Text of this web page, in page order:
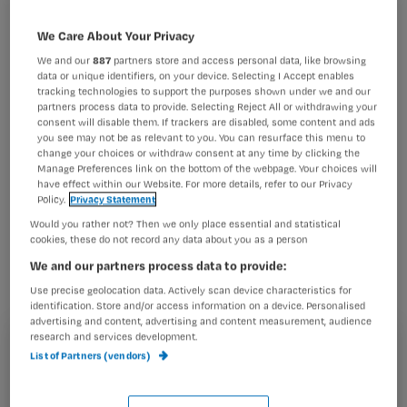
398nurse
Registreren
Bijna 1 op de 3 werknemers in de
Zeeuwse zorg- en welzijnssector is
ouder dan 50 jaar. Vijf jaar geleden
ging het nog om zo’n 1 op 4
werknemers. De 50-plussers werken
vooral in de thuiszorg, verpleging en
verzorging.
We Care About Your Privacy
We and our887 partners store and access personal data, like browsing
data or unique identifiers, on your device. Selecting I Accept enables
tracking technologies to support the purposes shown under we and our
partners process data to provide. Selecting Reject All or withdrawing your
consent will disable them. If trackers are disabled, some content and ads
you see may not be as relevant to you. You can resurface this menu to
change your choices or withdraw consent at any time by clicking the
Manage Preferences link on the bottom of the webpage. Your choices will
have effect within our Website. For more details, refer to our Privacy
Policy. Privacy Statement
Would you rather not? Then we only place essential and statistical
cookies, these do not record any data about you as a person
We and our partners process data to provide:
Use precise geolocation data. Actively scan device characteristics for
identification. Store and/or access information on a device. Personalised
advertising and content, advertising and content measurement, audience
research and services development.
List of Partners (vendors)